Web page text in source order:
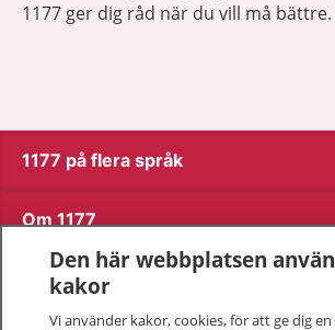
1177 ger dig råd när du vill må bättre.
1177 på flera språk
Om 1177
Kontakt
Den här webbplatsen
kakor
Vi använder kakor, cookies, för att ge dig